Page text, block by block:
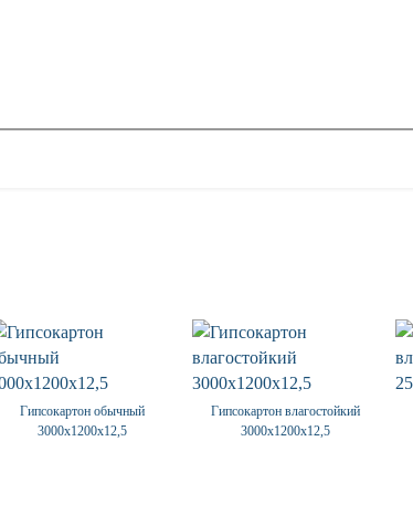
Гипсокартон обычный
3000х1200х12,5
Гипсокартон влагостойкий
3000х1200х12,5